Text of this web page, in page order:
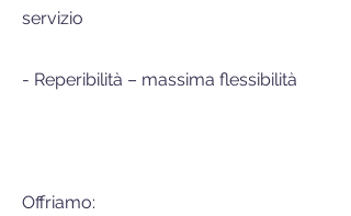
servizio
- Reperibilità – massima flessibilità
Offriamo: